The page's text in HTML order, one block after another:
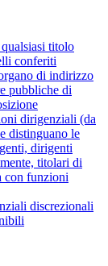
titolo
conferiti
di indirizzo
pubbliche di
dirigenziali (da
distinguano le
dirigenti
titolari di
con funzioni
discrezionali